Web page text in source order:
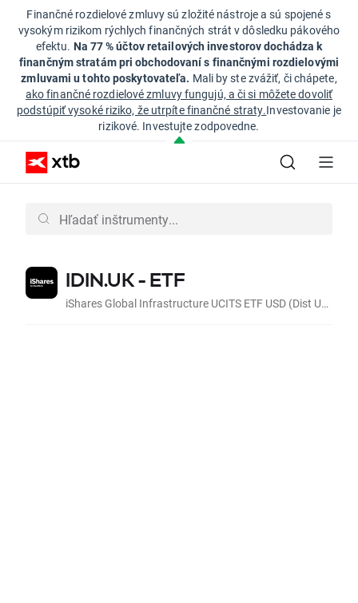
Finančné rozdielové zmluvy sú zložité nástroje a sú spojené s
vysokým rizikom rýchlych finančných strát v dôsledku pákového
efektu. Na 77 % účtov retailových investorov dochádza k
finančným stratám pri obchodovaní s finančnými rozdielovými
zmluvami u tohto poskytovateľa. Mali by ste zvážiť, či chápete,
ako finančné rozdielové zmluvy fungujú, a či si môžete dovoliť
podstúpiť vysoké riziko, že utrpíte finančné straty.Investovanie je
rizikové. Investujte zodpovedne.
IDIN.UK - ETF
iShares Global Infrastructure UCITS ETF USD (Dist USD)